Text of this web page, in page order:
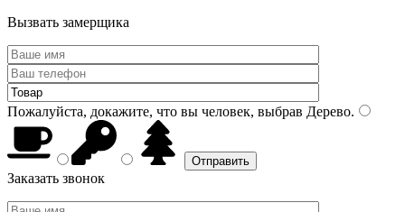
Вызвать замерщика
Пожалуйста, докажите, что вы человек, выбрав Дерево.
Заказать звонок